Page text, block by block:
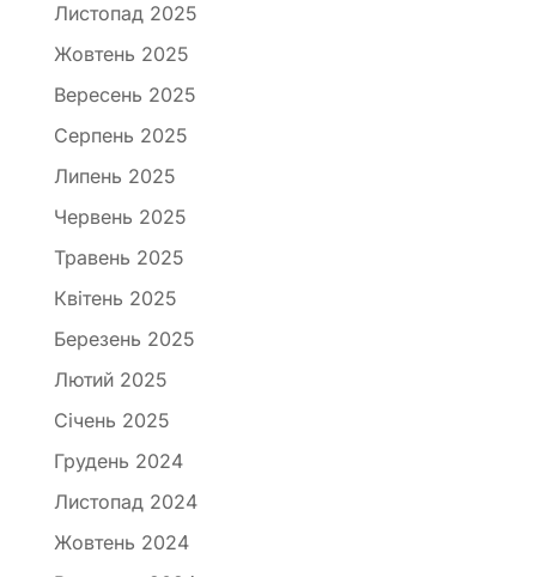
Листопад 2025
Жовтень 2025
Вересень 2025
Серпень 2025
Липень 2025
Червень 2025
Травень 2025
Квітень 2025
Березень 2025
Лютий 2025
Січень 2025
Грудень 2024
Листопад 2024
Жовтень 2024